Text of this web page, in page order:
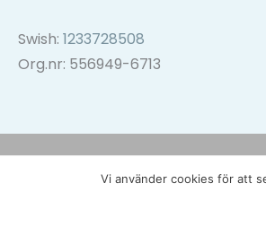
Swish: 1233728508
Org.nr: 556949-6713
Copyright © 2026 Spirare -
Vi använder cookies för att